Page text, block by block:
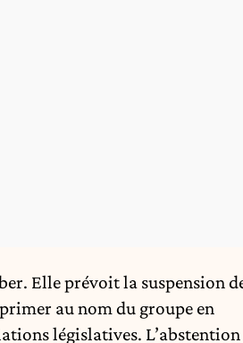
Elle prévoit la suspension
au nom du groupe en
législatives. L’abstention